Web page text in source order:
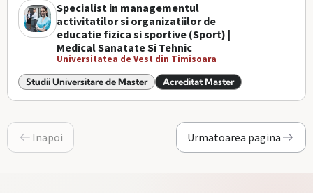
Specialist in managementul
activitatilor si organizatiilor de
educatie fizica si sportive (Sport) |
Medical Sanatate Si Tehnic
Universitatea de Vest din Timisoara
Studii Universitare de Master Acreditat Master
Inapoi Urmatoarea pagina